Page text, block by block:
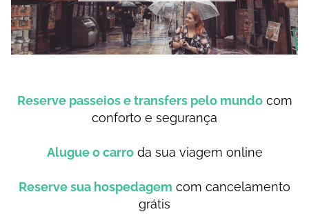
Reserve passeios e transfers pelo mundocom
conforto e segurança
Alugue o carroda sua viagem online
Reserve sua hospedagem com cancelamento
grátis